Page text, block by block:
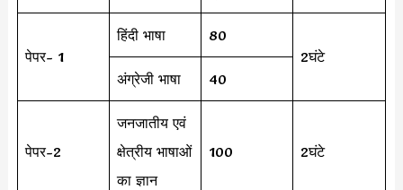
पेपर- 1
हिंदी भाषा
80
2घंटे
अंग्रेजी भाषा
40
पेपर-2
जनजातीय एवं
क्षेत्रीय भाषाओं
का ज्ञान
100 2घंटे